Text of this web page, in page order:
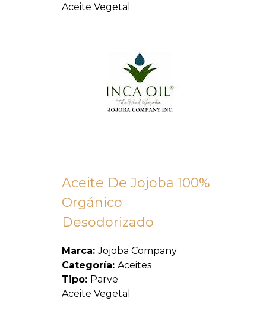
Aceite Vegetal
Aceite De Jojoba 100%
Orgánico
Desodorizado
Marca:Jojoba Company
Categoría: Aceites
Tipo: Parve
Aceite Vegetal